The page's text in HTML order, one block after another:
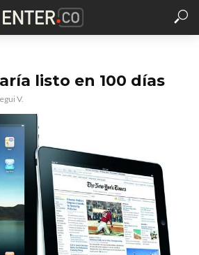
listo en 100 días
V.